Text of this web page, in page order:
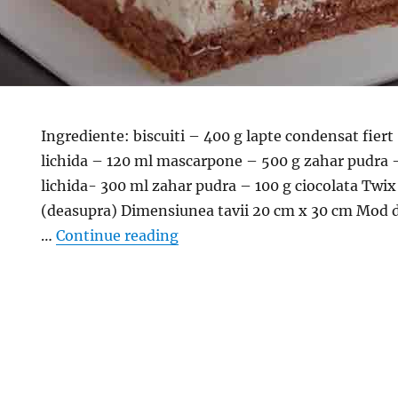
Ingrediente: biscuiti – 400 g lapte condensat fiert
lichida – 120 ml mascarpone – 500 g zahar pudra
lichida- 300 ml zahar pudra – 100 g ciocolata
(deasupra) Dimensiunea tavii 20 cm x 30 cm Mod
…Continue reading“Prajitura Twix- Fara coacere,